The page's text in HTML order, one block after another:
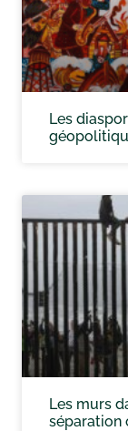
Les
Les murs
séparation